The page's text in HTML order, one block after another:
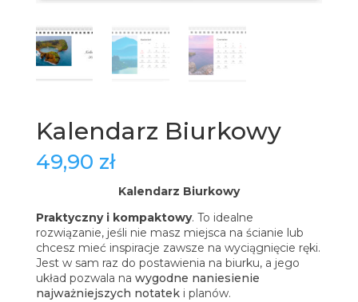
Kalendarz Biurkowy
49,90 zł
Kalendarz Biurkowy
Praktyczny i kompaktowy. To idealne
rozwiązanie, jeśli nie masz miejsca na ścianie lub
chcesz mieć inspiracje zawsze na wyciągnięcie ręki.
Jest w sam raz do postawienia na biurku, a jego
układ pozwala na wygodne naniesienie
najważniejszych notateki planów.